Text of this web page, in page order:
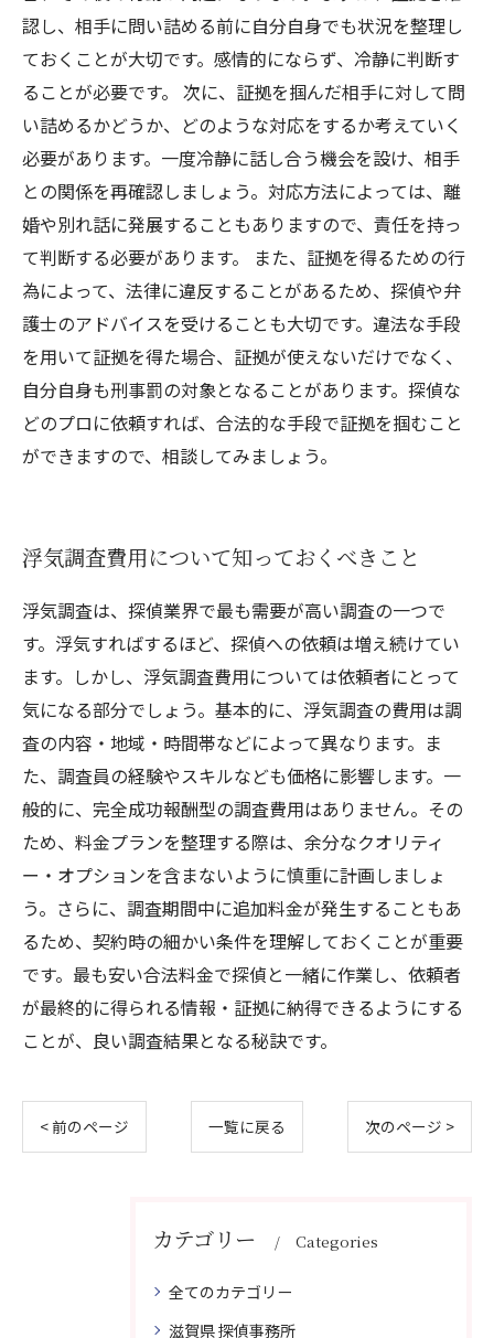
認し、相手に問い詰める前に自分自身でも状況を整理し
ておくことが大切です。感情的にならず、冷静に判断す
ることが必要です。 次に、証拠を掴んだ相手に対して問
い詰めるかどうか、どのような対応をするか考えていく
必要があります。一度冷静に話し合う機会を設け、相手
との関係を再確認しましょう。対応方法によっては、離
婚や別れ話に発展することもありますので、責任を持っ
て判断する必要があります。 また、証拠を得るための行
為によって、法律に違反することがあるため、探偵や弁
護士のアドバイスを受けることも大切です。違法な手段
を用いて証拠を得た場合、証拠が使えないだけでなく、
自分自身も刑事罰の対象となることがあります。探偵な
どのプロに依頼すれば、合法的な手段で証拠を掴むこと
ができますので、相談してみましょう。
浮気調査費用について知っておくべきこと
浮気調査は、探偵業界で最も需要が高い調査の一つで
す。浮気すればするほど、探偵への依頼は増え続けてい
ます。しかし、浮気調査費用については依頼者にとって
気になる部分でしょう。基本的に、浮気調査の費用は調
査の内容・地域・時間帯などによって異なります。ま
た、調査員の経験やスキルなども価格に影響します。一
般的に、完全成功報酬型の調査費用はありません。その
ため、料金プランを整理する際は、余分なクオリティ
ー・オプションを含まないように慎重に計画しましょ
う。さらに、調査期間中に追加料金が発生することもあ
るため、契約時の細かい条件を理解しておくことが重要
です。最も安い合法料金で探偵と一緒に作業し、依頼者
が最終的に得られる情報・証拠に納得できるようにする
ことが、良い調査結果となる秘訣です。
< 前のページ 一覧に戻る 次のページ >
カテゴリー Categories
全てのカテゴリー
滋賀県 探偵事務所